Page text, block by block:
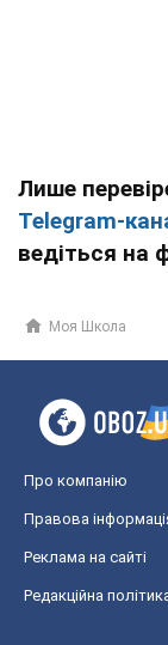
Лише
Telegram-
ведіться на
Моя Школа
Про компанію
Правова
Реклама на сайті
Редакційна